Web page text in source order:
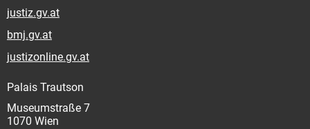
justiz.gv.at
bmj.gv.at
justizonline.gv.at
Palais Trautson
Museumstraße 7
1070 Wien